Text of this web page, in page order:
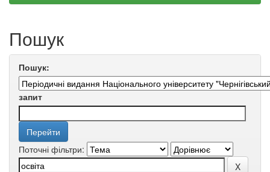
Пошук
Пошук:
запит
Поточні фільтри: